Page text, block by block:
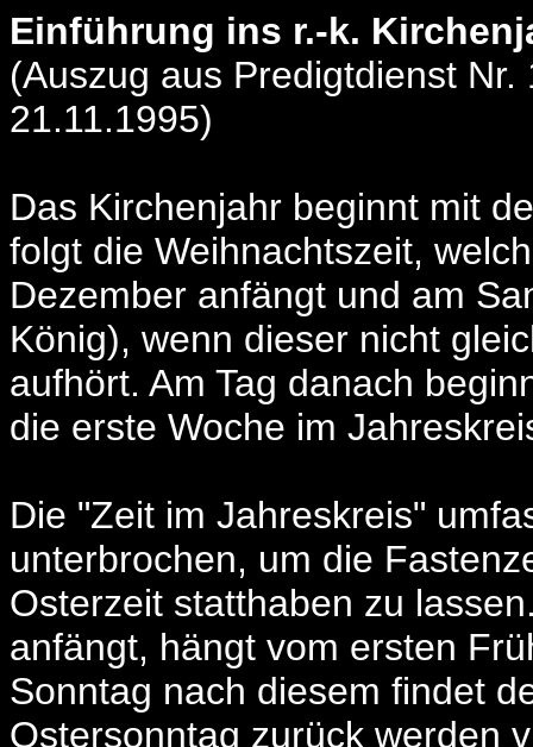
Einführung ins r.-k.
(Auszug aus Predigtdienst
21.11.1995)
Das Kirchenjahr beginnt mit
folgt die Weihnachtszeit,
Dezember anfängt und am
König), wenn dieser nicht
aufhört. Am Tag danach
die erste Woche im
Die "Zeit im Jahreskreis"
unterbrochen, um die
Osterzeit statthaben zu
anfängt, hängt vom ersten
Sonntag nach diesem findet
Ostersonntag zurück werden